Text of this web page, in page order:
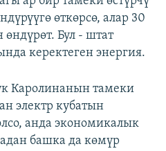
өткөрсө, алар 30
өндүрөт. Бул - штат
керектеген энергия.
Каролинанын тамеки
электр кубатын
анда экономикалык
башка да көмүр